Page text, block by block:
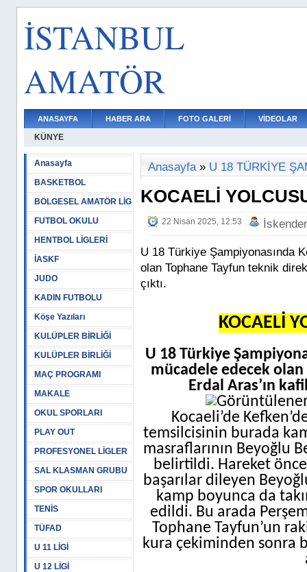
İSTANBUL
AMATÖR
ANASAYFA HABER ARA FOTO GALERİ VİDEOLAR
KÜNYE
Anasayfa
BASKETBOL
BÖLGESEL AMATÖR LİG
FUTBOL OKULU
HENTBOL LİGLERİ
İASKF
JUDO
KADIN FUTBOLU
Köşe Yazıları
KULÜPLER BİRLİĞİ
KULÜPLER BİRLİĞİ
MAÇ PROGRAMI
MAKALE
OKUL SPORLARI
PLAY OUT
PROFESYONEL LİGLER
SAL KLASMAN GRUBU
SPOR OKULLARI
TENİS
TÜFAD
U 11 LİGİ
U 12 LİGİ
Anasayfa» U 18 TÜRKİYE
KOCAELİ
22 Nisan 2025, 12:53
U 18 Türkiye Şampiyonasında
olan Tophane Tayfun teknik
çıktı.
KOCAELİ
U 18 Türkiye
mücadele edecek
Erdal Aras’ın
Kocaeli’de
temsilcisinin burada
masraflarının Beyoğlu
belirtildi. Hareket
başarılar dileyen
kamp boyunca da
edildi. Bu arada
Tophane Tayfun’un
kura çekiminden sonra